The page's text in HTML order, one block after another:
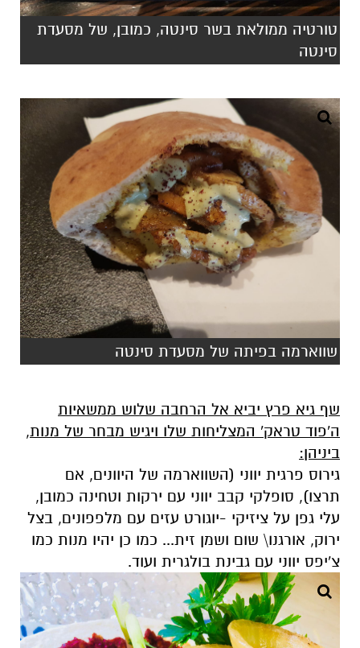
טורטיה ממולאת בשר סינטה, כמובן, של מסעדת
סינטה
שווארמה בפיתה של מסעדת סינטה
שף גיא פרץ יביא אל הרחבה שלוש ממשאיות
ה'פוד טראק' המצליחות שלו ויגיש מבחר של מנות,
ביניהן:
גירוס פרגית יווני (השווארמה של היוונים, אם
תרצו), סופלקי קבב יווני עם ירקות וטחינה כמובן,
עלי גפן על ציזיקי -יוגורט עזים עם מלפפונים, בצל
ירוק, אורגנו\ שום ושמן זית... כמו כן יהיו מנות כמו
צ'יפס יווני עם גבינת בולגרית ועוד.